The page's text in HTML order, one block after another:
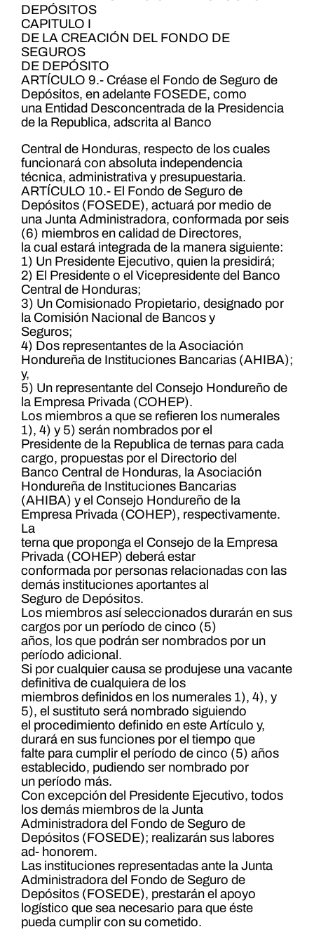
DEPÓSITOS
CAPITULO I
DE LA CREACIÓN DEL FONDO DE
SEGUROS
DE DEPÓSITO
ARTÍCULO 9.- Créase el Fondo de Seguro de
Depósitos, en adelante FOSEDE, como
una Entidad Desconcentrada de la Presidencia
de la Republica, adscrita al Banco
Central de Honduras, respecto de los cuales
funcionará con absoluta independencia
técnica, administrativa y presupuestaria.
ARTÍCULO 10.- El Fondo de Seguro de
Depósitos (FOSEDE), actuará por medio de
una Junta Administradora, conformada por seis
(6) miembros en calidad de Directores,
la cual estará integrada de la manera siguiente:
1) Un Presidente Ejecutivo, quien la presidirá;
2) El Presidente o el Vicepresidente del Banco
Central de Honduras;
3) Un Comisionado Propietario, designado por
la Comisión Nacional de Bancos y
Seguros;
4) Dos representantes de la Asociación
Hondureña de Instituciones Bancarias (AHIBA);
y,
5) Un representante del Consejo Hondureño de
la Empresa Privada (COHEP).
Los miembros a que se refieren los numerales
1), 4) y 5) serán nombrados por el
Presidente de la Republica de ternas para cada
cargo, propuestas por el Directorio del
Banco Central de Honduras, la Asociación
Hondureña de Instituciones Bancarias
(AHIBA) y el Consejo Hondureño de la
Empresa Privada (COHEP), respectivamente.
La
terna que proponga el Consejo de la Empresa
Privada (COHEP) deberá estar
conformada por personas relacionadas con las
demás instituciones aportantes al
Seguro de Depósitos.
Los miembros así seleccionados durarán en sus
cargos por un período de cinco (5)
años, los que podrán ser nombrados por un
período adicional.
Si por cualquier causa se produjese una vacante
definitiva de cualquiera de los
miembros definidos en los numerales 1), 4), y
5), el sustituto será nombrado siguiendo
el procedimiento definido en este Artículo y,
durará en sus funciones por el tiempo que
falte para cumplir el período de cinco (5) años
establecido, pudiendo ser nombrado por
un período más.
Con excepción del Presidente Ejecutivo, todos
los demás miembros de la Junta
Administradora del Fondo de Seguro de
Depósitos (FOSEDE); realizarán sus labores
ad- honorem.
Las instituciones representadas ante la Junta
Administradora del Fondo de Seguro de
Depósitos (FOSEDE), prestarán el apoyo
logístico que sea necesario para que éste
pueda cumplir con su cometido.